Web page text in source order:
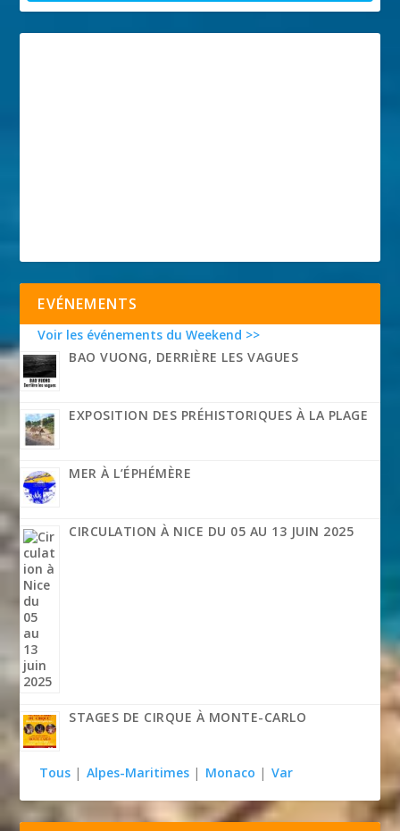
EVÉNEMENTS
Voir les événements du Weekend >>
BAO VUONG, DERRIÈRE LES VAGUES
EXPOSITION DES PRÉHISTORIQUES À LA PLAGE
MER À L’ÉPHÉMÈRE
CIRCULATION À NICE DU 05 AU 13 JUIN 2025
STAGES DE CIRQUE À MONTE-CARLO
Tous | Alpes-Maritimes | Monaco | Var